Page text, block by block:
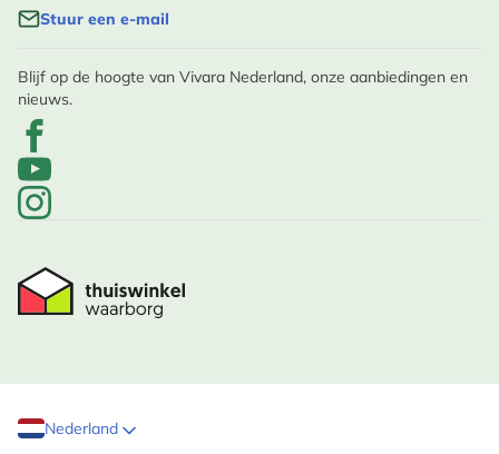
Stuur een e-mail
Blijf op de hoogte van Vivara Nederland, onze aanbiedingen en
nieuws.
Nederland